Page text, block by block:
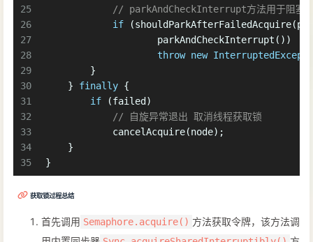
25
26
27
28
29
30
31
32
33
34
35
// parkAndCheckInterrupt方法用于阻塞线
if (shouldParkAfterFailedAcquire(p,
                    parkAndCheckInterrupt())
throw new
        }
    }
finally {
if (failed)
// 自旋异常退出 取消线程获取锁
            cancelAcquire(node);
    }
}
获取锁过程总结
首先调用 Semaphore.acquire() 方法获取令牌，该方法调